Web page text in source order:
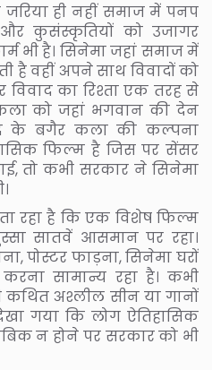
ही नहीं समाज में पनप
और कुसंस्कृतियों को उजागर
भी है। सिनेमा जहां समाज में
वहीं अपने साथ विवादों को
विवाद का रिश्ता एक तरह से
को जहां भगवान की देन
के बगैर कला की कल्पना
फिल्म है जिस पर सेंसर
तो कभी सरकार ने सिनेमा
रहा है कि एक विशेष फिल्म
सातवें आसमान पर रहा।
पोस्टर फाड़ना, सिनेमा घरों
सामान्य रहा है। कभी
अश्लील सीन या गानों
गया कि लोग ऐतिहासिक
न होने पर सरकार को भी